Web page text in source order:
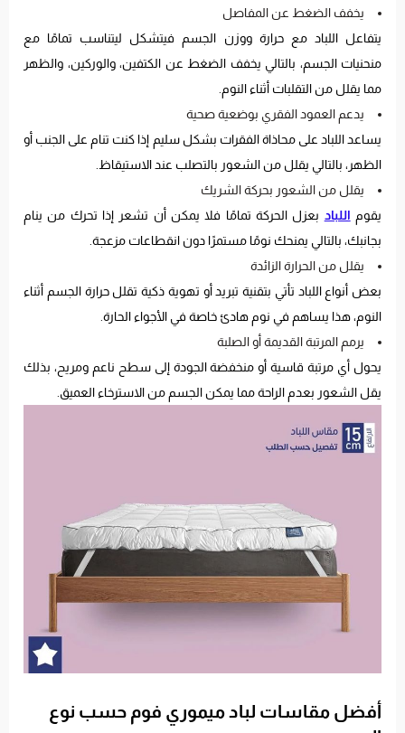
يخفف الضغط عن المفاصل
يتفاعل اللباد مع حرارة ووزن الجسم فيتشكل ليتناسب تمامًا مع
منحنيات الجسم، بالتالي يخفف الضغط عن الكتفين، والوركين، والظهر
مما يقلل من التقلبات أثناء النوم.
يدعم العمود الفقري بوضعية صحية
يساعد اللباد على محاذاة الفقرات بشكل سليم إذا كنت تنام على الجنب أو
الظهر، بالتالي يقلل من الشعور بالتصلب عند الاستيقاظ.
يقلل من الشعور بحركة الشريك
يقوم اللباد بعزل الحركة تمامًا فلا يمكن أن تشعر إذا تحرك من ينام
بجانبك، بالتالي يمنحك نومًا مستمرًا دون انقطاعات مزعجة.
يقلل من الحرارة الزائدة
بعض أنواع اللباد تأتي بتقنية تبريد أو تهوية ذكية تقلل حرارة الجسم أثناء
النوم، هذا يساهم في نوم هادئ خاصة في الأجواء الحارة.
يرمم المرتبة القديمة أو الصلبة
يحول أي مرتبة قاسية أو منخفضة الجودة إلى سطح ناعم ومريح، بذلك
يقل الشعور بعدم الراحة مما يمكن الجسم من الاسترخاء العميق.
أفضل مقاسات لباد ميموري فوم حسب نوع